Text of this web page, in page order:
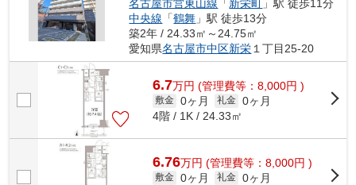
名古屋市営東山線 「新栄町 」駅 徒歩11分
中央線 「鶴舞 」駅 徒歩13分
築2年 / 24.33㎡～24.75㎡
愛知県名古屋市中区新栄 １丁目25-20
6.7万円 (管理費等：8,000円 )
敷金 0ヶ月 礼金 0ヶ月
4階 / 1K / 24.33㎡
6.76万円 (管理費等：8,000円 )
敷金 0ヶ月 礼金 0ヶ月